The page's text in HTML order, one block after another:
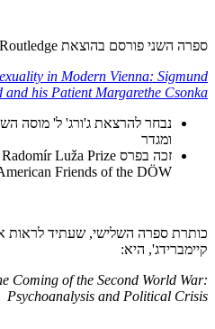
ספרה השני פורסם בהוצאת Routledge וכותרתו:
in Modern Vienna: Sigmund
and his Patient Margarethe Csonka
נבחר להרצאת ג'ורג' ל' מוסה
ומגדר
Friends of the DÖW
כותרת ספרה השלישי, שעתיד לראות
קיימברידג', היא:
Coming of the Second World War:
Psychoanalysis and Political Crisis